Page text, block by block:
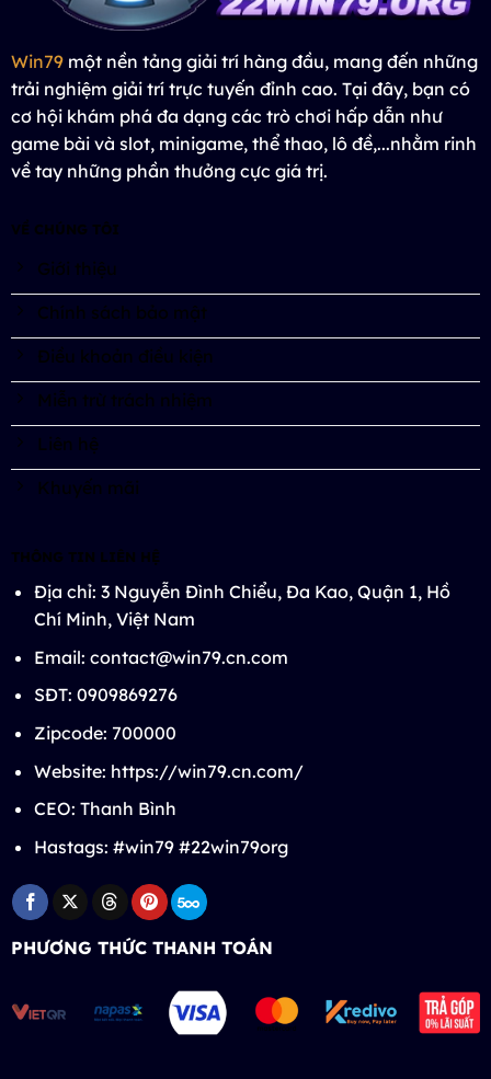
Win79một nền tảng giải trí hàng đầu, mang đến những
trải nghiệm giải trí trực tuyến đỉnh cao. Tại đây, bạn có
cơ hội khám phá đa dạng các trò chơi hấp dẫn như
game bài và slot, minigame, thể thao, lô đề,...nhằm rinh
về tay những phần thưởng cực giá trị.
VỀ CHÚNG TÔI
Giới thiệu
Chính sách bảo mật
Điều khoản điều kiện
Miễn trừ trách nhiệm
Liên hệ
Khuyến mãi
THÔNG TIN LIÊN HỆ
Địa chỉ: 3 Nguyễn Đình Chiểu, Đa Kao, Quận 1, Hồ
Chí Minh, Việt Nam
Email: contact@win79.cn.com
SĐT: 0909869276
Zipcode: 700000
Website: https://win79.cn.com/
CEO: Thanh Bình
Hastags: #win79 #22win79org
PHƯƠNG THỨC THANH TOÁN